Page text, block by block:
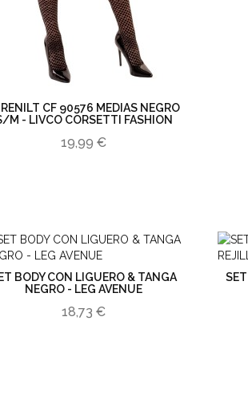
CF 90576 MEDIAS NEGRO
M - LIVCO CORSETTI FASHION
19,99 €
BODY CON LIGUERO & TANGA
NEGRO - LEG AVENUE
18,73 €